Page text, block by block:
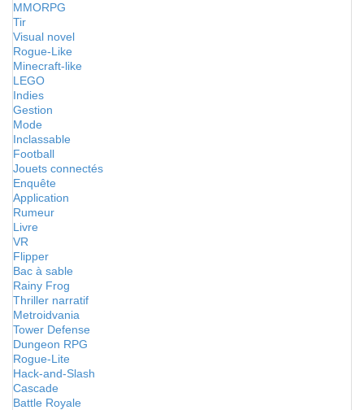
MMORPG
Tir
Visual novel
Rogue-Like
Minecraft-like
LEGO
Indies
Gestion
Mode
Inclassable
Football
Jouets connectés
Enquête
Application
Rumeur
Livre
VR
Flipper
Bac à sable
Rainy Frog
Thriller narratif
Metroidvania
Tower Defense
Dungeon RPG
Rogue-Lite
Hack-and-Slash
Cascade
Battle Royale